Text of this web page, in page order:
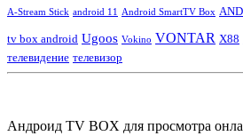
A-Stream Stick android 11 Android SmartTV Box
tv box android Ugoos Vokino VONTAR X88
телевидение телевизор
Андроид TV BOX для просмотра